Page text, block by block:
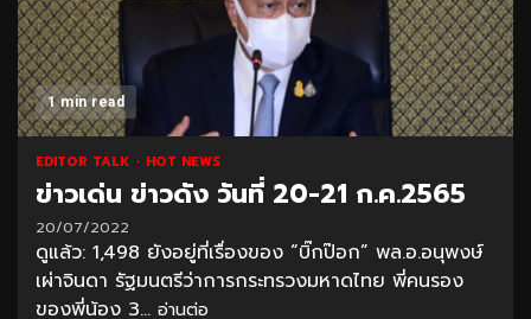
1 min read
EDITOR TALK HOT NEWS
ข่าวเด่น ข่าวดัง วันที่ 20-21 ก.ค.2565
20/07/2022
ดูแล้ว: 1,498 ยังอยู่ที่เรื่องของ “บิ๊กป๊อก” พล.อ.อนุพงษ์
เผ่าจินดา รัฐมนตรีว่าการกระทรวงมหาดไทย พี่คนรอง
ของพี่น้อง 3... อ่านต่อ